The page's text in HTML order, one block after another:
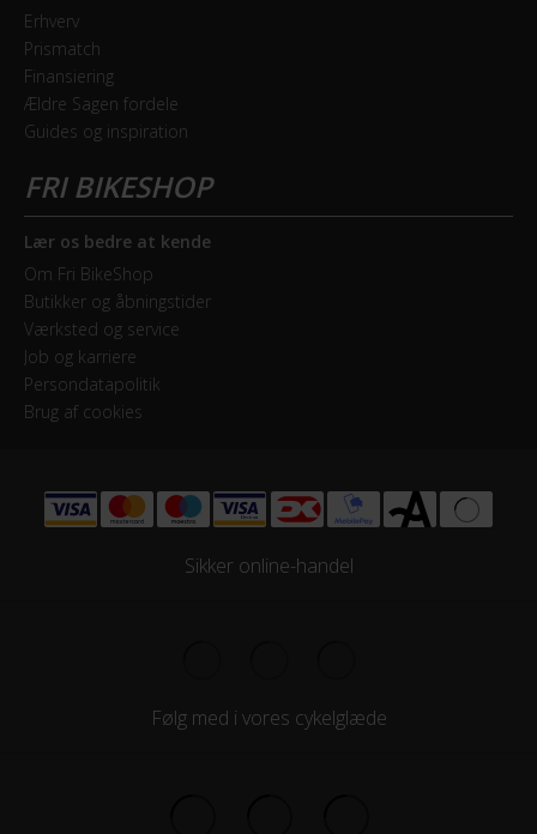
Erhverv
Prismatch
Finansiering
Ældre Sagen fordele
Guides og inspiration
Lær os bedre at kende
Om Fri BikeShop
Butikker og åbningstider
Værksted og service
Job og karriere
Persondatapolitik
Brug af cookies
Sikker online-handel
Følg med i vores cykelglæde